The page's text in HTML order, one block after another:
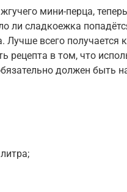
мини-перца,
сладкоежка
Лучше всего получается
рецепта в том, что
должен быть